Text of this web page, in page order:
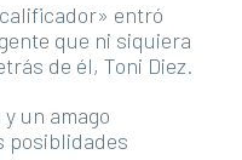
entró
que ni siquiera
de él, Toni Diez.
un amago
posiblidades